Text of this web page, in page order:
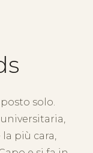
solo.
più cara,